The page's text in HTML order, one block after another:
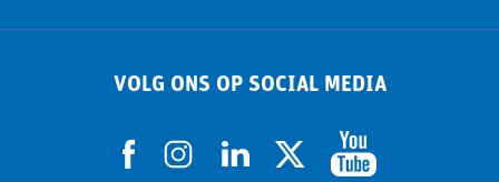
VOLG ONS OP SOCIAL MEDIA